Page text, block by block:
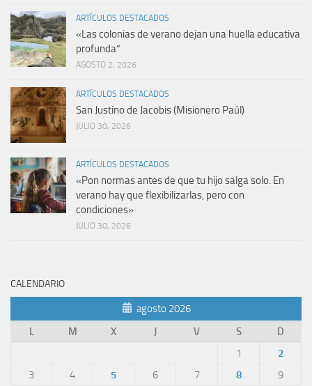
ARTÍCULOS DESTACADOS
«Las colonias de verano dejan una huella educativa
profunda”
AGOSTO 2, 2026
ARTÍCULOS DESTACADOS
San Justino de Jacobis (Misionero Paúl)
JULIO 30, 2026
ARTÍCULOS DESTACADOS
«Pon normas antes de que tu hijo salga solo. En
verano hay que flexibilizarlas, pero con
condiciones»
JULIO 30, 2026
CALENDARIO
agosto 2026
L
M X J V S
D
1
2
3
4 5 6 7 8
9